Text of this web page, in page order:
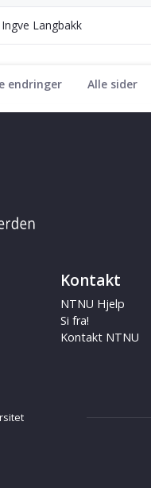
endringer Alle sider
Ingve Langbakk
Kontakt
NTNU Hjelp
Si fra!
Kontakt NTNU